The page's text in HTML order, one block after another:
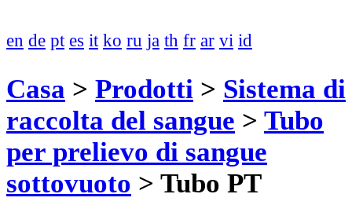
en de pt es it ko ru ja th fr ar vi id
Casa > Prodotti > Sistema di
raccolta del sangue > Tubo
per prelievo di sangue
sottovuoto > Tubo PT